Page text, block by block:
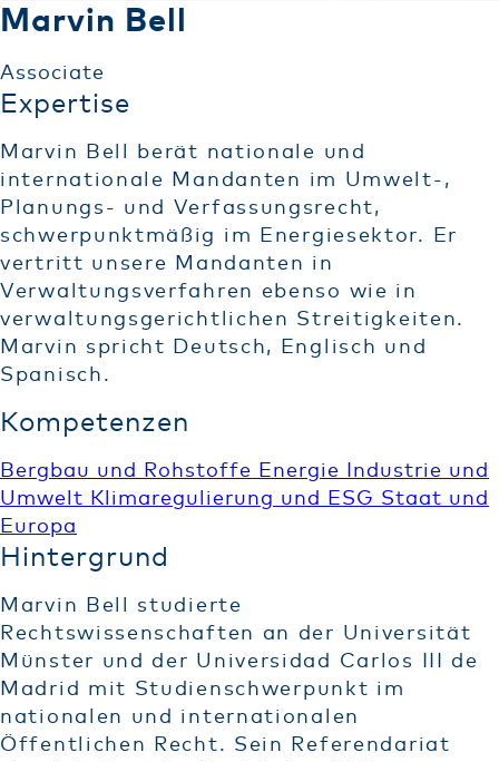
Marvin Bell
Associate
Expertise
Marvin Bell berät nationale und
internationale Mandanten im Umwelt-,
Planungs- und Verfassungsrecht,
schwerpunktmäßig im Energiesektor. Er
vertritt unsere Mandanten in
Verwaltungsverfahren ebenso wie in
verwaltungsgerichtlichen Streitigkeiten.
Marvin spricht Deutsch, Englisch und
Spanisch.
Kompetenzen
Bergbau und Rohstoffe Energie
Industrie und
Umwelt Klimaregulierung und ESG Staat und
Europa
Hintergrund
Marvin Bell studierte
Rechtswissenschaften an der Universität
Münster und der Universidad Carlos III de
Madrid mit Studienschwerpunkt im
nationalen und internationalen
Öffentlichen Recht. Sein Referendariat